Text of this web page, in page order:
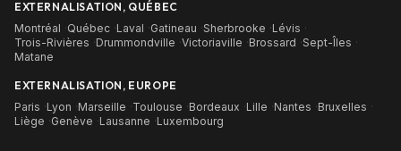
EXTERNALISATION, QUÉBEC
Montréal ·Québec ·Laval ·Gatineau ·Sherbrooke ·Lévis ·
Trois-Rivières ·Drummondville ·Victoriaville ·Brossard ·Sept-Îles ·
Matane
EXTERNALISATION, EUROPE
Paris ·Lyon ·Marseille ·Toulouse ·Bordeaux ·Lille ·Nantes ·Bruxelles ·
Liège ·Genève ·Lausanne ·Luxembourg